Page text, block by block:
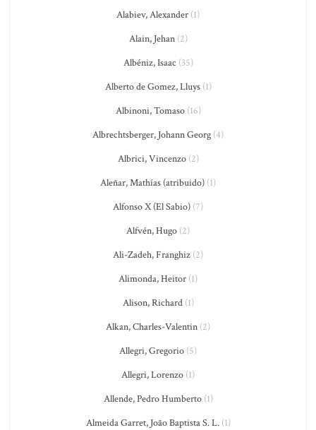
Alabiev, Alexander (1)
Alain, Jehan(2)
Albéniz, Isaac (35)
Alberto de Gomez, Lluys(1)
Albinoni, Tomaso(16)
Albrechtsberger, Johann Georg (4)
Albrici, Vincenzo(2)
Aleñar, Mathías (atribuido) (1)
Alfonso X (El Sabio) (7)
Alfvén, Hugo (2)
Ali-Zadeh, Franghiz (2)
Alimonda, Heitor (1)
Alison, Richard(1)
Alkan, Charles-Valentin (2)
Allegri, Gregorio (5)
Allegri, Lorenzo (1)
Allende, Pedro Humberto(1)
Almeida Garret, João Baptista S. L.(1)